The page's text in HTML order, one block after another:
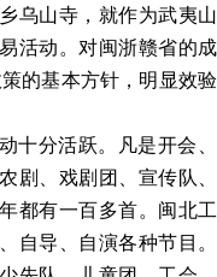
乌山寺，就作为武夷山
活动。对闽浙赣省的成
的基本方针，明显效验
十分活跃。凡是开会、
剧、戏剧团、宣传队、
都有一百多首。闽北工
自导、自演各种节目。